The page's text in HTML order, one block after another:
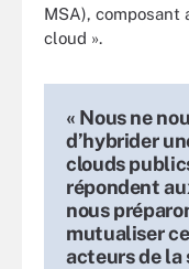
MSA), composant
cloud ».
« Nous ne
d’hybrider
clouds
répondent
nous
mutualiser
acteurs de la